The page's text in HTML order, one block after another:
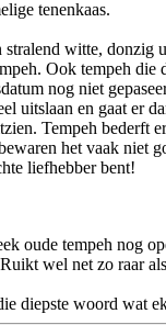
tenenkaas.
stralend witte, donzig
Ook tempeh die
nog niet
uitslaan en gaat er
Tempeh bederft
het vaak niet
liefhebber bent!
oude tempeh nog
wel net zo raar
diepste woord wat